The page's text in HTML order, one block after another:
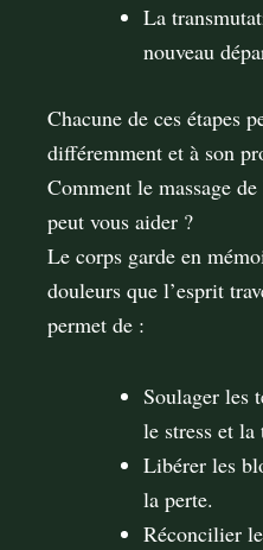
La
nouveau
Chacune de ces étapes
diﬀéremment et à son
Comment le massage
peut vous aider ?
Le corps garde en
douleurs que l’esprit
permet de :
Soulager les
le stress et la
Libérer les
la perte.
Réconcilier